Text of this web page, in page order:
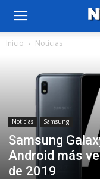
Inicio Noticias
Noticias Samsung
Samsung
Android más
de 2019